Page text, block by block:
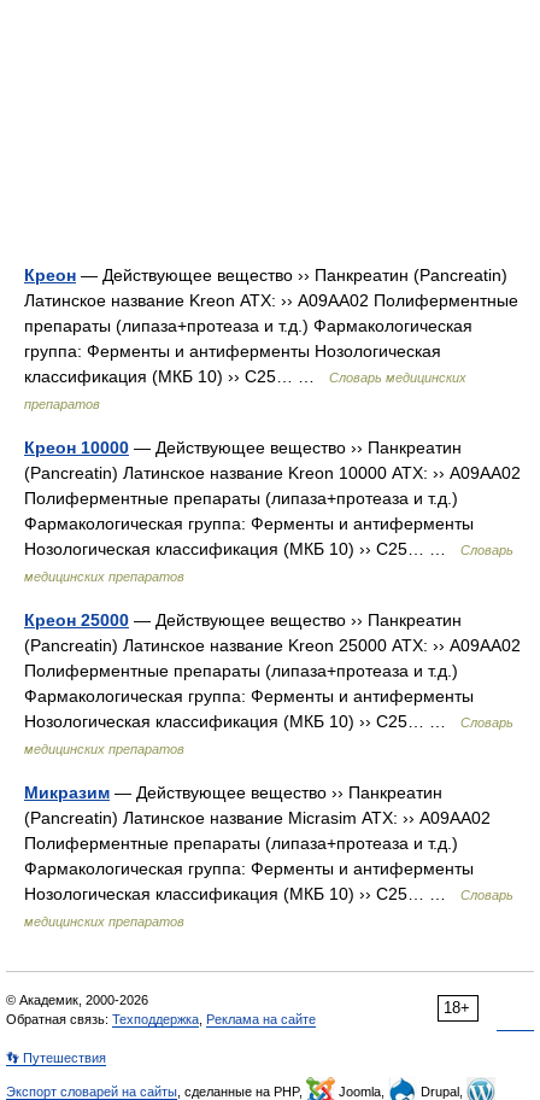
Креон — Действующее вещество ›› Панкреатин (Pancreatin)
Латинское название Kreon АТХ: ›› A09AA02 Полиферментные
препараты (липаза+протеаза и т.д.) Фармакологическая
группа: Ферменты и антиферменты Нозологическая
классификация (МКБ 10) ›› C25… …
Словарь медицинских
препаратов
Креон 10000 — Действующее вещество ›› Панкреатин
(Pancreatin) Латинское название Kreon 10000 АТХ: ›› A09AA02
Полиферментные препараты (липаза+протеаза и т.д.)
Фармакологическая группа: Ферменты и антиферменты
Нозологическая классификация (МКБ 10) ›› C25… …
Словарь
медицинских препаратов
Креон 25000 — Действующее вещество ›› Панкреатин
(Pancreatin) Латинское название Kreon 25000 АТХ: ›› A09AA02
Полиферментные препараты (липаза+протеаза и т.д.)
Фармакологическая группа: Ферменты и антиферменты
Нозологическая классификация (МКБ 10) ›› C25… …
Словарь
медицинских препаратов
Микразим — Действующее вещество ›› Панкреатин
(Pancreatin) Латинское название Micrasim АТХ: ›› A09AA02
Полиферментные препараты (липаза+протеаза и т.д.)
Фармакологическая группа: Ферменты и антиферменты
Нозологическая классификация (МКБ 10) ›› C25… …
Словарь
медицинских препаратов
18+
© Академик, 2000-2026
Обратная связь: Техподдержка Реклама на сайте
👣 Путешествия
Экспорт словарей на сайты , сделанные на PHP, Joomla, Drupal,